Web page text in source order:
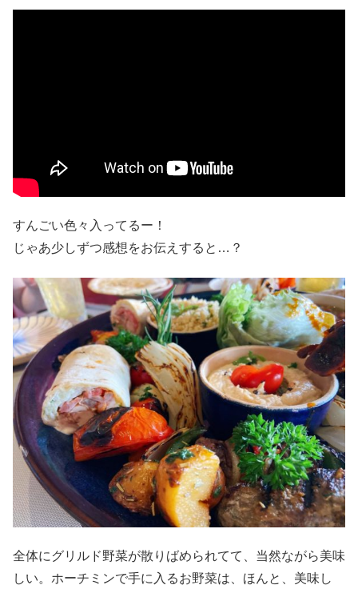
すんごい色々入ってるー！
じゃあ少しずつ感想をお伝えすると…？
全体にグリルド野菜が散りばめられてて、当然ながら美味
しい。ホーチミンで手に入るお野菜は、ほんと、美味し